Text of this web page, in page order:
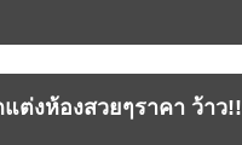
ต่งห้องสวยๆราคา ว้าว!!